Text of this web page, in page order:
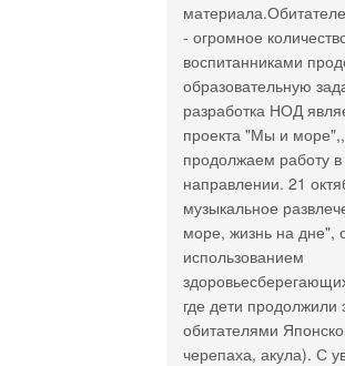
- огромное
воспитанниками
образовательную
разработка НОД
проекта "Мы и
продолжаем работу в
направлении. 21
музыкальное
море, жизнь на дне",
использованием
где дети продолжили
обитателями
черепаха, акула). С